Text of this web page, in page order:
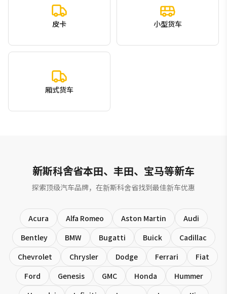
皮卡 小型货车
厢式货车
新斯科舍省本田、丰田、宝马等新车
探索顶级汽车品牌，在新斯科舍省找到最佳新车优惠
Acura Alfa Romeo Aston Martin
Audi
Bentley
BMW Bugatti Buick
Cadillac
Chevrolet
Chrysler Dodge Ferrari
Fiat
Ford
Genesis GMC Honda
Hummer